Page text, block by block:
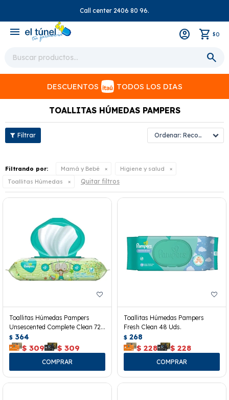
Call center 2406 80 96.
menu $0
DESCUENTOS TODOS LOS DIAS
TOALLITAS HÚMEDAS PAMPERS
Recomendados
Filtrando por: Mamá y Bebé
Higiene y salud
Toallitas Húmedas
Quitar filtros
Toallitas Húmedas Pampers
Unsescented Complete Clean 72
Uds.
$ 364
$ 309 $ 309
Toallitas Húmedas Pampers
Fresh Clean 48 Uds.
$ 268
$ 228 $ 228
close